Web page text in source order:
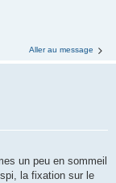
Aller au message
un peu en sommeil
la fixation sur le